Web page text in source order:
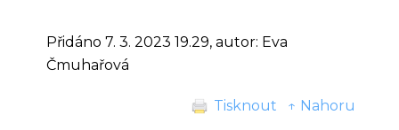
Přidáno 7. 3. 2023 19.29, autor: Eva
Čmuhařová
Tisknout ↑ Nahoru